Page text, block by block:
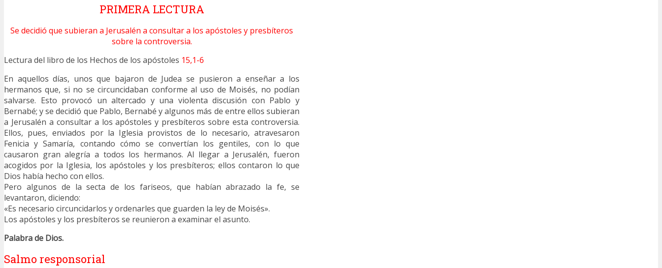
PRIMERA LECTURA
Se decidió que subieran a Jerusalén a consultar a los apóstoles y presbíteros
sobre la controversia.
Lectura del libro de los Hechos de los apóstoles 15,1-6
En aquellos días, unos que bajaron de Judea se pusieron a enseñar a los
hermanos que, si no se circuncidaban conforme al uso de Moisés, no podían
salvarse. Esto provocó un altercado y una violenta discusión con Pablo y
Bernabé; y se decidió que Pablo, Bernabé y algunos más de entre ellos subieran
a Jerusalén a consultar a los apóstoles y presbíteros sobre esta controversia.
Ellos, pues, enviados por la Iglesia provistos de lo necesario, atravesaron
Fenicia y Samaría, contando cómo se convertían los gentiles, con lo que
causaron gran alegría a todos los hermanos. Al llegar a Jerusalén, fueron
acogidos por la Iglesia, los apóstoles y los presbíteros; ellos contaron lo que
Dios había hecho con ellos.
Pero algunos de la secta de los fariseos, que habían abrazado la fe, se
levantaron, diciendo:
«Es necesario circuncidarlos y ordenarles que guarden la ley de Moisés».
Los apóstoles y los presbíteros se reunieron a examinar el asunto.
Palabra de Dios.
Salmo responsorial